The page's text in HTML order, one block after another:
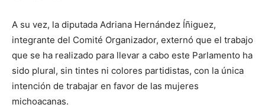
A su vez, la diputada Adriana Hernández Íñiguez,
integrante del Comité Organizador, externó que el trabajo
que se ha realizado para llevar a cabo este Parlamento ha
sido plural, sin tintes ni colores partidistas, con la única
intención de trabajar en favor de las mujeres
michoacanas.